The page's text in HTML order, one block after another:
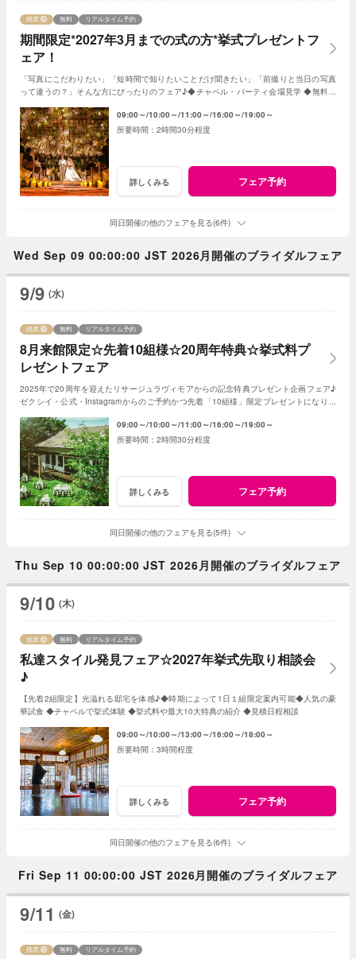
期間限定*2027年3月までの式の方*挙式プレゼントフ
ェア！
残席 無料 リアルタイム予約
「写真にこだわりたい」「短時間で知りたいことだけ聞きたい」「前撮りと当日の写真
って違うの？」そんな方にぴったりのフェア♪◆チャペル・パーティ会場見学 ◆無料フ
09:00～ 10:00～ 11:00～ 16:00～ 19:00～
2時間30分程度
詳しくみる フェア予約
同日開催の他のフェアを見る(6件)
Wed Sep 09 00:00:00 JST 2026月開催のブライダルフェア
9/9 (水)
8月来館限定☆先着10組様☆20周年特典☆挙式料プ
レゼントフェア
残席 無料 リアルタイム予約
2025年で20周年を迎えたリサージュラヴィモアからの記念特典プレゼント企画フェア♪
ゼクシイ・公式・Instagramからのご予約かつ先着「10組様」限定プレゼントになりま
09:00～ 10:00～ 11:00～ 16:00～ 19:00～
2時間30分程度
詳しくみる フェア予約
同日開催の他のフェアを見る(5件)
Thu Sep 10 00:00:00 JST 2026月開催のブライダルフェア
9/10 (木)
私達スタイル発見フェア☆2027年挙式先取り相談会
♪
残席 無料 リアルタイム予約
【先着2組限定】光溢れる邸宅を体感♪◆時期によって1日１組限定案内可能◆人気の豪
華試食 ◆チャペルで挙式体験 ◆挙式料や最大10大特典の紹介 ◆見積日程相談
09:00～ 10:00～ 13:00～ 16:00～ 18:00～
3時間程度
詳しくみる フェア予約
同日開催の他のフェアを見る(6件)
Fri Sep 11 00:00:00 JST 2026月開催のブライダルフェア
9/11 (金)
残席 無料 リアルタイム予約